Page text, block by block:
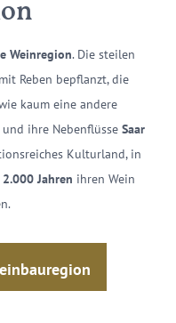
Weinregion. Die steilen
Reben bepflanzt, die
kaum eine andere
und ihre Nebenflüsse Saar
Kulturland, in
Jahren ihren Wein